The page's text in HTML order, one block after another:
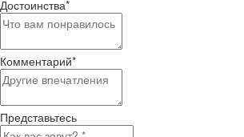
Достоинства*
Комментарий*
Представьтесь